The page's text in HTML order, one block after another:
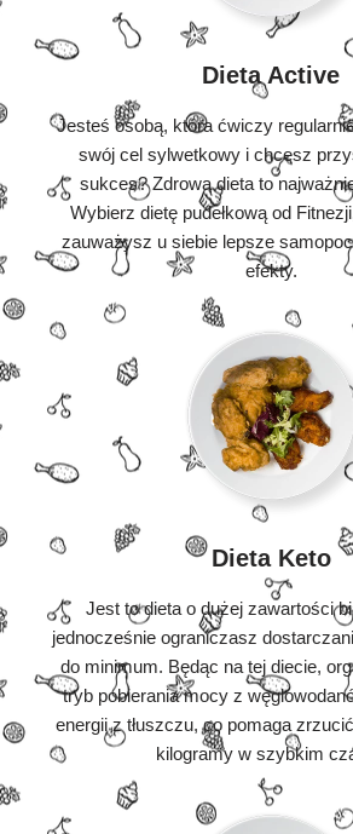
Dieta Active
Jesteś osobą, która ćwiczy
swój cel sylwetkowy i chcesz
sukces? Zdrowa dieta to
Wybierz dietę pudełkową od
zauważysz u siebie lepsze
efekty.
Dieta Keto
Jest to dieta o dużej zawartości
jednocześnie ograniczasz
do minimum. Będąc na tej diecie,
tryb pobierania mocy z
energii z tłuszczu, co pomaga
kilogramy w szybkim